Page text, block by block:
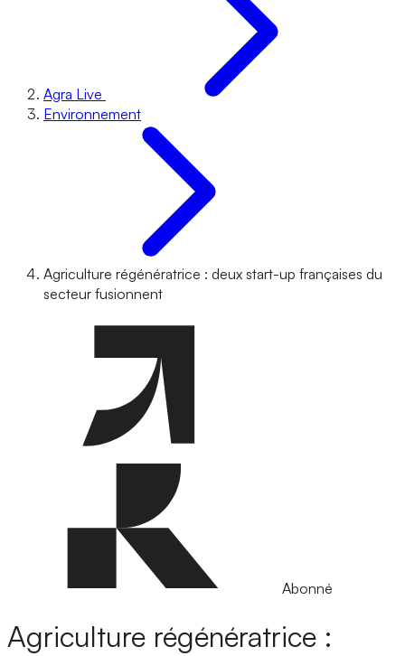
Agra Live
Environnement
Agriculture régénératrice : deux start-up françaises du
secteur fusionnent
Abonné
Agriculture régénératrice :